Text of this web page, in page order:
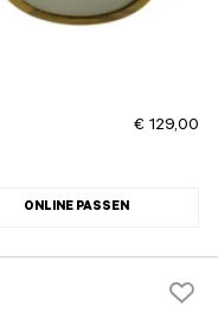
€ 129,00
ONLINE PASSEN